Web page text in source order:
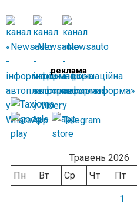
реклама
Травень 2026
Пн
Вт Ср Чт Пт
1